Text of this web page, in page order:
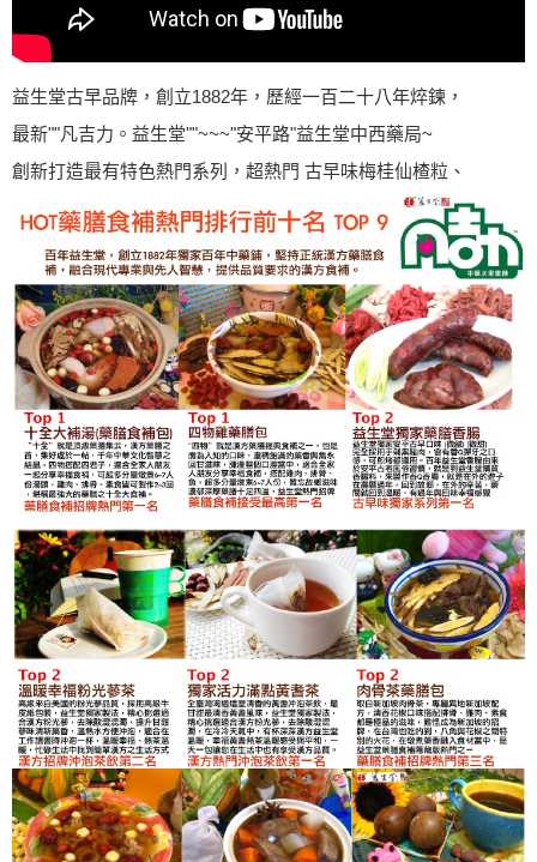
益生堂古早品牌，創立1882年，歷經一百二十八年焠鍊，
最新""凡吉力。益生堂""~~~"安平路"益生堂中西藥局~
創新打造最有特色熱門系列，超熱門 古早味梅桂仙楂粒、